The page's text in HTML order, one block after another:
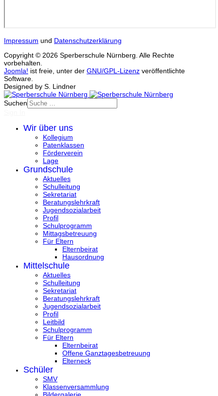
Impressum und Datenschutzerklärung
Copyright © 2026 Sperberschule Nürnberg. Alle Rechte
vorbehalten.
Joomla! ist freie, unter der GNU/GPL-Lizenz veröffentlichte
Software.
Designed by S. Lindner
Suchen
Wir über uns
Kollegium
Patenklassen
Förderverein
Lage
Grundschule
Aktuelles
Schulleitung
Sekretariat
Beratungslehrkraft
Jugendsozialarbeit
Profil
Schulprogramm
Mittagsbetreuung
Für Eltern
Elternbeirat
Hausordnung
Mittelschule
Aktuelles
Schulleitung
Sekretariat
Beratungslehrkraft
Jugendsozialarbeit
Profil
Leitbild
Schulprogramm
Für Eltern
Elternbeirat
Offene Ganztagesbetreuung
Elterneck
Schüler
SMV
Klassenversammlung